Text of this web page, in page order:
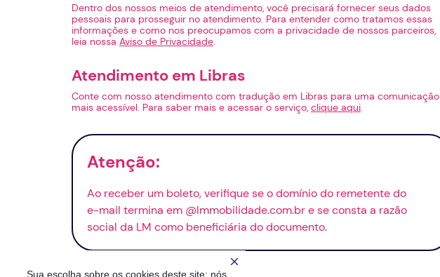
Sua escolha sobre os cookies deste site: nós
Dentro dos nossos meios de atendimento, você precisará fornecer seus dados
pessoais para prosseguir no atendimento. Para entender como tratamos essas
informações e como nos preocupamos com a privacidade de nossos parceiros,
leia nossa Aviso de Privacidade.
Atendimento em Libras
Conte com nosso atendimento com tradução em Libras para uma comunicação
mais acessível. Para saber mais e acessar o serviço, clique aqui.
Atenção:
Ao receber um boleto, verifique se o domínio do remetente do
e-mail termina em @lmmobilidade.com.br e se consta a razão
social da LM como beneficiária do documento.